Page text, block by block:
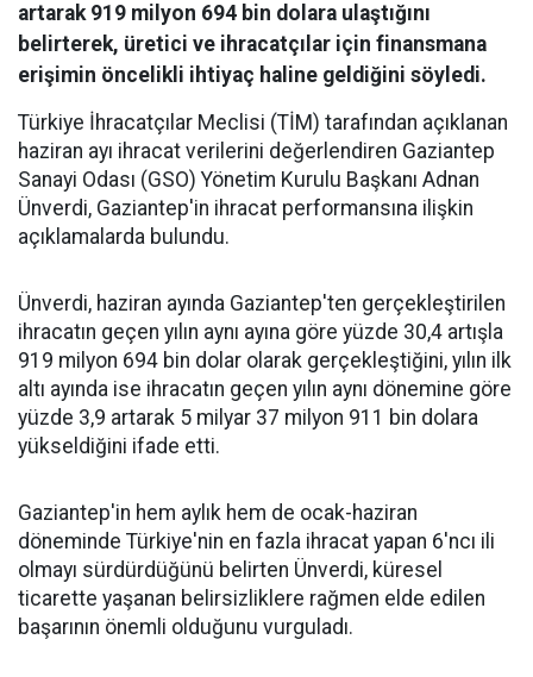
artarak 919 milyon 694 bin dolara ulaştığını
belirterek, üretici ve ihracatçılar için finansmana
erişimin öncelikli ihtiyaç haline geldiğini söyledi.
Türkiye İhracatçılar Meclisi (TİM) tarafından açıklanan
haziran ayı ihracat verilerini değerlendiren Gaziantep
Sanayi Odası (GSO) Yönetim Kurulu Başkanı Adnan
Ünverdi, Gaziantep'in ihracat performansına ilişkin
açıklamalarda bulundu.
Ünverdi, haziran ayında Gaziantep'ten gerçekleştirilen
ihracatın geçen yılın aynı ayına göre yüzde 30,4 artışla
919 milyon 694 bin dolar olarak gerçekleştiğini, yılın ilk
altı ayında ise ihracatın geçen yılın aynı dönemine göre
yüzde 3,9 artarak 5 milyar 37 milyon 911 bin dolara
yükseldiğini ifade etti.
Gaziantep'in hem aylık hem de ocak-haziran
döneminde Türkiye'nin en fazla ihracat yapan 6'ncı ili
olmayı sürdürdüğünü belirten Ünverdi, küresel
ticarette yaşanan belirsizliklere rağmen elde edilen
başarının önemli olduğunu vurguladı.